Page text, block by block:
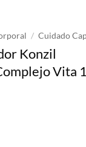
/ Cuidado
Konzil
Vita